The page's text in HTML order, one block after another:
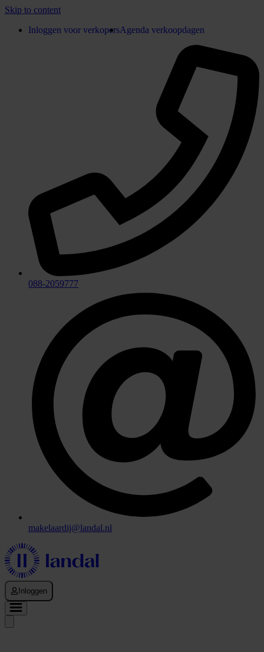
Skip to content
Inloggen voor verkopersAgenda verkoopdagen
088-2059777
makelaardij@landal.nl
Inloggen